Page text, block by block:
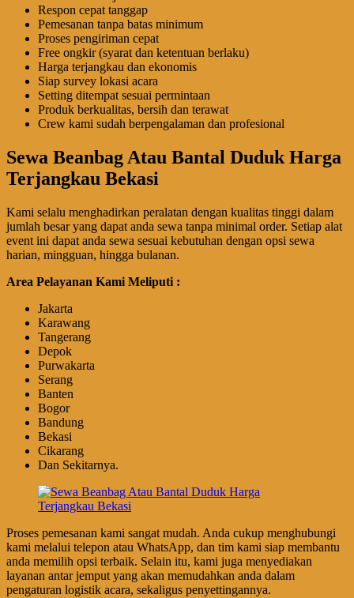
Respon cepat tanggap
Pemesanan tanpa batas minimum
Proses pengiriman cepat
Free ongkir (syarat dan ketentuan berlaku)
Harga terjangkau dan ekonomis
Siap survey lokasi acara
Setting ditempat sesuai permintaan
Produk berkualitas, bersih dan terawat
Crew kami sudah berpengalaman dan profesional
Sewa Beanbag Atau Bantal Duduk Harga
Terjangkau Bekasi
Kami selalu menghadirkan peralatan dengan kualitas tinggi dalam
jumlah besar yang dapat anda sewa tanpa minimal order. Setiap alat
event ini dapat anda sewa sesuai kebutuhan dengan opsi sewa
harian, mingguan, hingga bulanan.
Area Pelayanan Kami Meliputi :
Jakarta
Karawang
Tangerang
Depok
Purwakarta
Serang
Banten
Bogor
Bandung
Bekasi
Cikarang
Dan Sekitarnya.
Proses pemesanan kami sangat mudah. Anda cukup menghubungi
kami melalui telepon atau WhatsApp, dan tim kami siap membantu
anda memilih opsi terbaik. Selain itu, kami juga menyediakan
layanan antar jemput yang akan memudahkan anda dalam
pengaturan logistik acara, sekaligus penyettingannya.